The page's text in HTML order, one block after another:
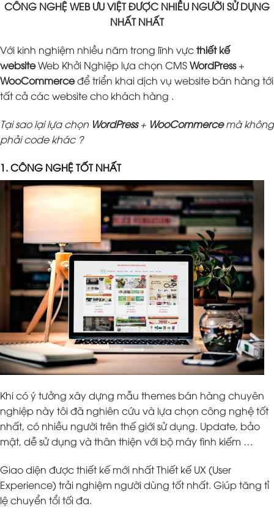
CÔNG NGHỆ WEB ƯU VIỆT ĐƯỢC NHIỀU NGƯỜI SỬ DỤNG
NHẤT NHẤT
Với kinh nghiệm nhiều năm trong lĩnh vựcthiết kế
websiteWeb Khởi Nghiệp lựa chọn CMSWordPress+
WooCommerceđể triển khai dịch vụ website bán hàng tới
tất cả các website cho khách hàng .
Tại sao lại lựa chọn WordPress+ WooCommercemà không
phải code khác ?
1. CÔNG NGHỆ TỐT NHẤT
Khi có ý tưởng xây dựng mẫu themes bán hàng chuyên
nghiệp này tôi đã nghiên cứu và lựa chọn công nghệ tốt
nhất, có nhiều người trên thế giới sử dụng. Update, bảo
mật, dễ sử dụng và thân thiện với bộ máy tình kiếm …
Giao diện được thiết kế mới nhất Thiết kế UX (User
Experience) trải nghiệm người dùng tốt nhất. Giúp tăng tỉ
lệ chuyển tổi tối đa.